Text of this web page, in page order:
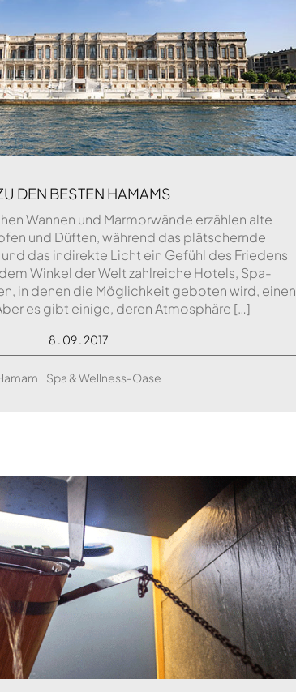
DEN BESTEN HAMAMS
Wannen und Marmorwände erzählen alte
und Düften, während das plätschernde
das indirekte Licht ein Gefühl des Friedens
Winkel der Welt zahlreiche Hotels, Spa-
in denen die Möglichkeit geboten wird, einen
es gibt einige, deren Atmosphäre […]
8 . 09 . 2017
Spa & Wellness-Oase